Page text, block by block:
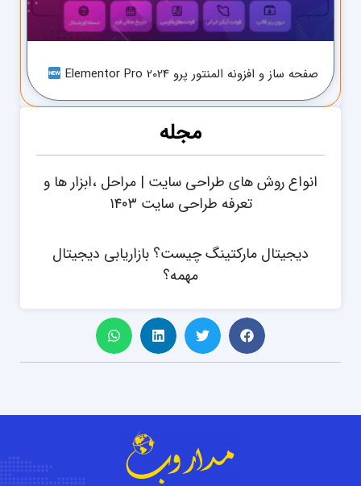
صفحه ساز و افزونه المنتور پرو Elementor Pro 2024
مجله
انواع روش های طراحی سایت | مراحل ،ابزار ها و
تعرفه طراحی سایت ۱۴۰۳
دیجیتال مارکتینگ چیست؟ بازاریابی دیجیتال
مهمه؟